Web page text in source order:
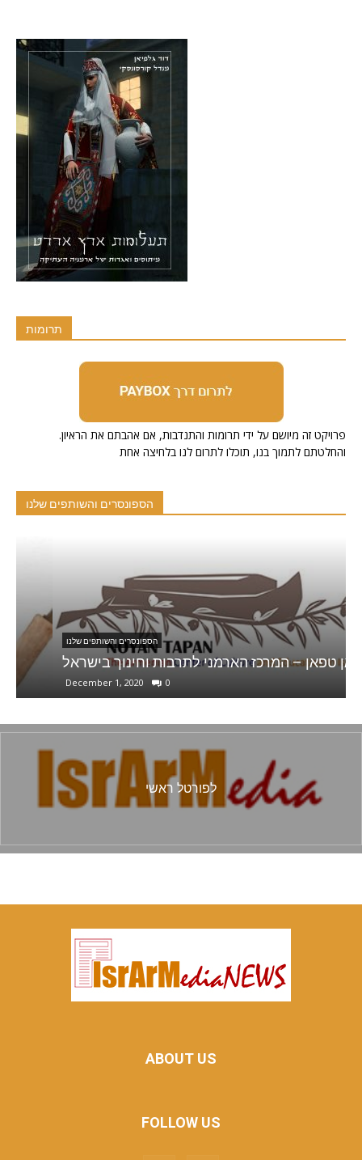
תרומות
.פרויקט זה מיושם על ידי תרומות והתנדבות, אם אהבתם את הראיון
והחלטתם לתמוך בנו, תוכלו לתרום לנו בלחיצה אחת
הספונסרים והשותפים שלנו
הספונסרים והשותפים שלנו
נויאן טפאן – המרכז הארמני לתרבות וחינוך בישראל
December 1, 2020 0
לפורטל ראשי
ABOUT US
FOLLOW US